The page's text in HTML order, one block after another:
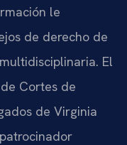
le
de derecho de
El
Cortes de
de Virginia